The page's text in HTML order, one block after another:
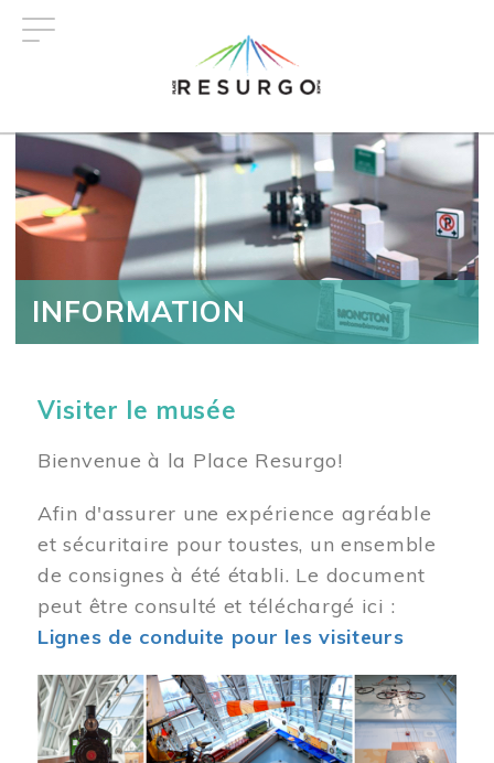
INFORMATION
Visiter le musée
Bienvenue à la Place Resurgo!
Afin d'assurer une expérience agréable
et sécuritaire pour toustes, un ensemble
de consignes à été établi. Le document
peut être consulté et téléchargé ici :
Lignes de conduite pour les visiteurs
Image